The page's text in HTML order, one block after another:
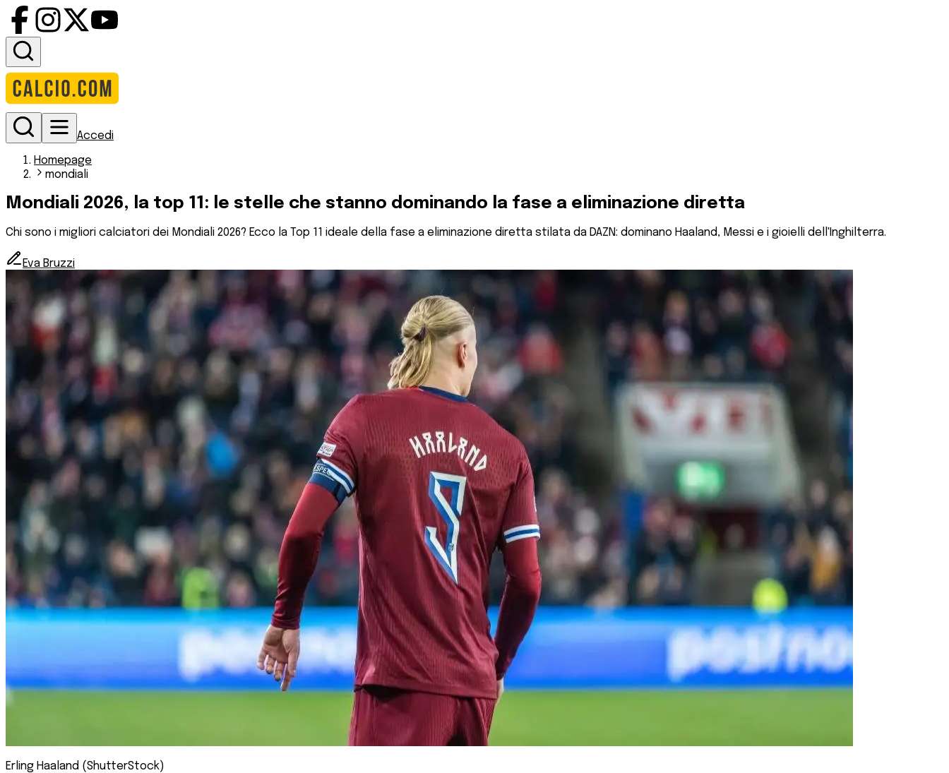
Accedi
Homepage
mondiali
Mondiali 2026, la top 11: le stelle che stanno dominando la fase a eliminazione diretta
Chi sono i migliori calciatori dei Mondiali 2026? Ecco la Top 11 ideale della fase a eliminazione diretta stilata da DAZN: dominano Haaland, Messi e i gioielli dell'Inghilterra.
Eva Bruzzi
Erling Haaland (ShutterStock)